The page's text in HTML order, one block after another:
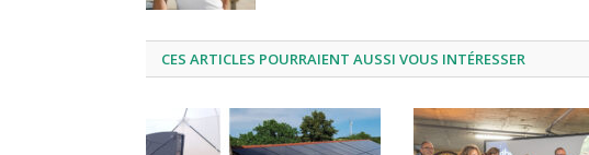
CES ARTICLES POURRAIENT AUSSI VOUS INTÉRESSER